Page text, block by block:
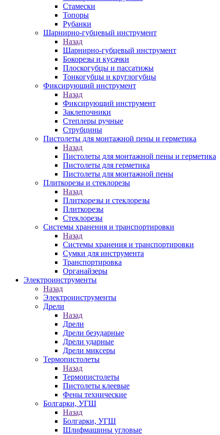
Стамески
Топоры
Рубанки
Шарнирно-губцевый инструмент
Назад
Шарнирно-губцевый инструмент
Бокорезы и кусачки
Плоскогубцы и пассатижы
Тонкогубцы и круглогубцы
Фиксирующий инструмент
Назад
Фиксирующий инструмент
Заклепочники
Степлеры ручные
Струбцины
Пистолеты для монтажной пены и герметика
Назад
Пистолеты для монтажной пены и герметика
Пистолеты для герметика
Пистолеты для монтажной пены
Плиткорезы и стеклорезы
Назад
Плиткорезы и стеклорезы
Плиткорезы
Стеклорезы
Системы хранения и транспортировки
Назад
Системы хранения и транспортировки
Сумки для инструмента
Транспортировка
Органайзеры
Электроинструменты
Назад
Электроинструменты
Дрели
Назад
Дрели
Дрели безударные
Дрели ударные
Дрели миксеры
Термопистолеты
Назад
Термопистолеты
Пистолеты клеевые
Фены технические
Болгарки, УГШ
Назад
Болгарки, УГШ
Шлифмашины угловые